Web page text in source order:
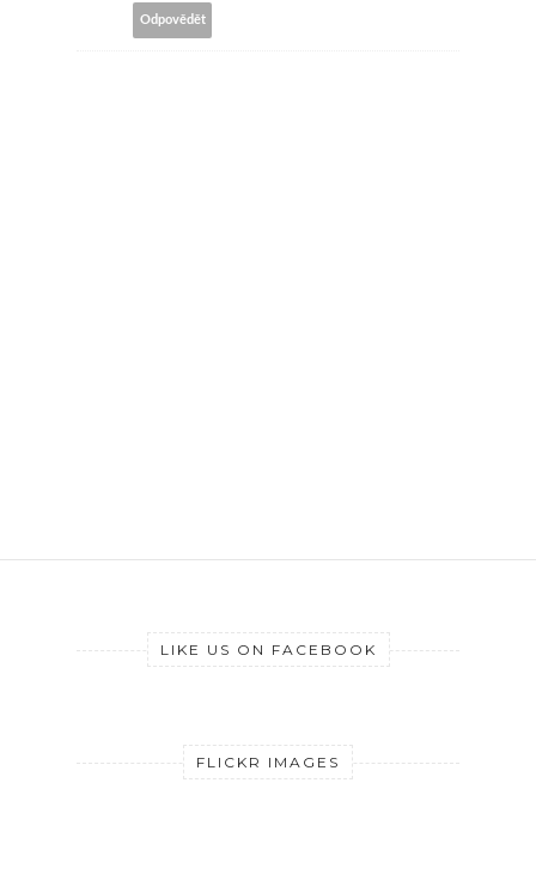
Odpovědět
LIKE US ON FACEBOOK
FLICKR IMAGES